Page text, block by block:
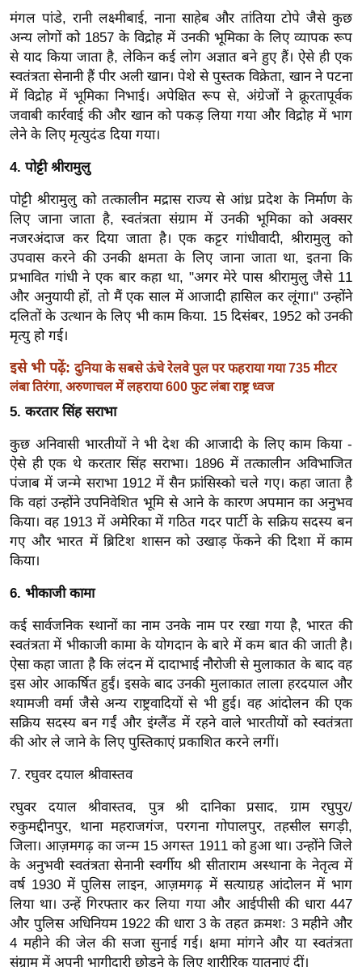
नो
रं
ज
न
ज
ग
ली
वु
ड
हॉ
ली
वु
ड
फि
ल्म
स
मी
क्षा
B
r
e
a
k
i
n
N
e
w
s
ला
इ
स्टा
इ
ल
टे
क्नॉ
लॉ
जी
ब्यू
टी
मंगल पांडे, रानी लक्ष्मीबाई, नाना साहेब और तांतिया टोपे जैसे कुछ
अन्य लोगों को 1857 के विद्रोह में उनकी भूमिका के लिए व्यापक रूप
से याद किया जाता है, लेकिन कई लोग अज्ञात बने हुए हैं। ऐसे ही एक
स्वतंत्रता सेनानी हैं पीर अली खान। पेशे से पुस्तक विक्रेता, खान ने पटना
में विद्रोह में भूमिका निभाई। अपेक्षित रूप से, अंग्रेजों ने क्रूरतापूर्वक
जवाबी कार्रवाई की और खान को पकड़ लिया गया और विद्रोह में भाग
लेने के लिए मृत्युदंड दिया गया।
4. पोट्टी श्रीरामुलु
पोट्टी श्रीरामुलु को तत्कालीन मद्रास राज्य से आंध्र प्रदेश के निर्माण के
लिए जाना जाता है, स्वतंत्रता संग्राम में उनकी भूमिका को अक्सर
नजरअंदाज कर दिया जाता है। एक कट्टर गांधीवादी, श्रीरामुलु को
उपवास करने की उनकी क्षमता के लिए जाना जाता था, इतना कि
प्रभावित गांधी ने एक बार कहा था, "अगर मेरे पास श्रीरामुलु जैसे 11
और अनुयायी हों, तो मैं एक साल में आजादी हासिल कर लूंगा।" उन्होंने
दलितों के उत्थान के लिए भी काम किया. 15 दिसंबर, 1952 को उनकी
मृत्यु हो गई।
इसे भी पढ़ें: दुनिया के सबसे ऊंचे रेलवे पुल पर फहराया गया 735 मीटर
लंबा तिरंगा, अरुणाचल में लहराया 600 फुट लंबा राष्ट्र ध्वज
5. करतार सिंह सराभा
कुछ अनिवासी भारतीयों ने भी देश की आजादी के लिए काम किया -
ऐसे ही एक थे करतार सिंह सराभा। 1896 में तत्कालीन अविभाजित
पंजाब में जन्मे सराभा 1912 में सैन फ्रांसिस्को चले गए। कहा जाता है
कि वहां उन्होंने उपनिवेशित भूमि से आने के कारण अपमान का अनुभव
किया। वह 1913 में अमेरिका में गठित गदर पार्टी के सक्रिय सदस्य बन
गए और भारत में ब्रिटिश शासन को उखाड़ फेंकने की दिशा में काम
किया।
6. भीकाजी कामा
कई सार्वजनिक स्थानों का नाम उनके नाम पर रखा गया है, भारत की
स्वतंत्रता में भीकाजी कामा के योगदान के बारे में कम बात की जाती है।
ऐसा कहा जाता है कि लंदन में दादाभाई नौरोजी से मुलाकात के बाद वह
इस ओर आकर्षित हुईं। इसके बाद उनकी मुलाकात लाला हरदयाल और
श्यामजी वर्मा जैसे अन्य राष्ट्रवादियों से भी हुई। वह आंदोलन की एक
सक्रिय सदस्य बन गईं और इंग्लैंड में रहने वाले भारतीयों को स्वतंत्रता
की ओर ले जाने के लिए पुस्तिकाएं प्रकाशित करने लगीं।
7. रघुवर दयाल श्रीवास्तव
रघुवर दयाल श्रीवास्तव, पुत्र श्री दानिका प्रसाद, ग्राम रघुपुर/
रुकुमद्दीनपुर, थाना महराजगंज, परगना गोपालपुर, तहसील सगड़ी,
जिला। आज़मगढ़ का जन्म 15 अगस्त 1911 को हुआ था। उन्होंने जिले
के अनुभवी स्वतंत्रता सेनानी स्वर्गीय श्री सीताराम अस्थाना के नेतृत्व में
वर्ष 1930 में पुलिस लाइन, आज़मगढ़ में सत्याग्रह आंदोलन में भाग
लिया था। उन्हें गिरफ्तार कर लिया गया और आईपीसी की धारा 447
और पुलिस अधिनियम 1922 की धारा 3 के तहत क्रमशः 3 महीने और
4 महीने की जेल की सजा सुनाई गई। क्षमा मांगने और या स्वतंत्रता
संग्राम में अपनी भागीदारी छोड़ने के लिए शारीरिक यातनाएं दीं।